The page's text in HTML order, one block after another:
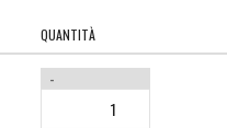
QUANTITÀ
-